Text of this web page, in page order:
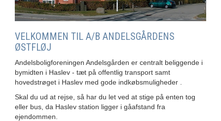
VELKOMMEN TIL A/B ANDELSGÅRDENS
ØSTFLØJ
Andelsboligforeningen Andelsgården er centralt beliggende i
bymidten i Haslev - tæt på offentlig transport samt
hovedstrøget i Haslev med gode indkøbsmuligheder .
Skal du ud at rejse, så har du let ved at stige på enten tog
eller bus, da Haslev station ligger i gåafstand fra
ejendommen.